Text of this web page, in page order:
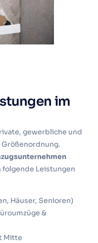
im
gewerbliche und
folgende Leistungen
Häuser, Senioren)
&
Mitte